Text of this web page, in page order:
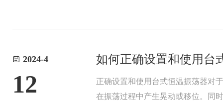
2024-4
12
如何正确设置和使用台
正确设置和使用台式恒温振荡器对
在振荡过程中产生晃动或移位。同